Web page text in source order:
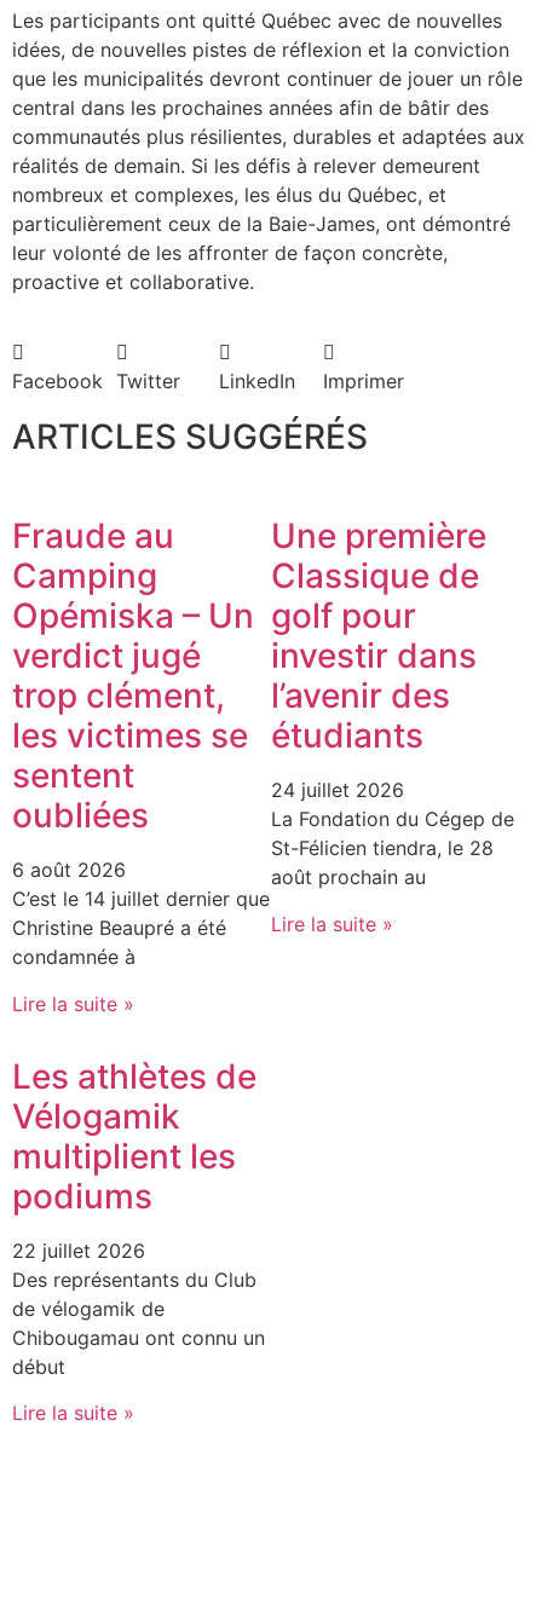
Les participants ont quitté Québec avec de nouvelles
idées, de nouvelles pistes de réflexion et la conviction
que les municipalités devront continuer de jouer un rôle
central dans les prochaines années afin de bâtir des
communautés plus résilientes, durables et adaptées aux
réalités de demain. Si les défis à relever demeurent
nombreux et complexes, les élus du Québec, et
particulièrement ceux de la Baie-James, ont démontré
leur volonté de les affronter de façon concrète,
proactive et collaborative.
Facebook Twitter LinkedIn Imprimer
ARTICLES SUGGÉRÉS
Fraude au
Camping
Opémiska – Un
verdict jugé
trop clément,
les victimes se
sentent
oubliées
6 août 2026
C’est le 14 juillet dernier que
Christine Beaupré a été
condamnée à
Lire la suite »
Une première
Classique de
golf pour
investir dans
l’avenir des
étudiants
24 juillet 2026
La Fondation du Cégep de
St-Félicien tiendra, le 28
août prochain au
Lire la suite »
Les athlètes de
Vélogamik
multiplient les
podiums
22 juillet 2026
Des représentants du Club
de vélogamik de
Chibougamau ont connu un
début
Lire la suite »